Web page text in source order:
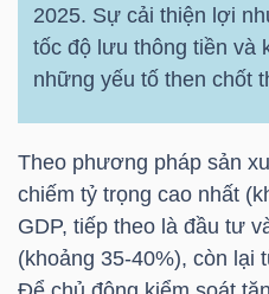
2025. Sự cải thiện lợi
tốc độ lưu thông tiền và
những yếu tố then chốt
Theo phương pháp sản
chiếm tỷ trọng cao nhất
GDP, tiếp theo là đầu tư
(khoảng 35-40%), còn lại
NGHIỆP
PHIẾU
PHÁI